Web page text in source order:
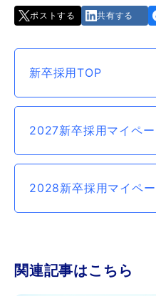
ポストする 共有する
新卒採用TOP
2027新卒採用マイペ
2028新卒採用マイペ
関連記事はこちら